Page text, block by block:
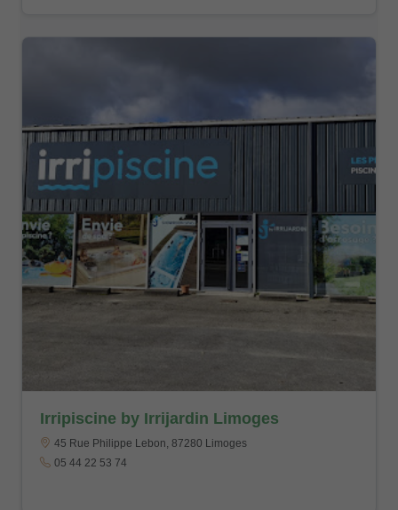
Irripiscine by Irrijardin Limoges
45 Rue Philippe Lebon, 87280 Limoges
05 44 22 53 74